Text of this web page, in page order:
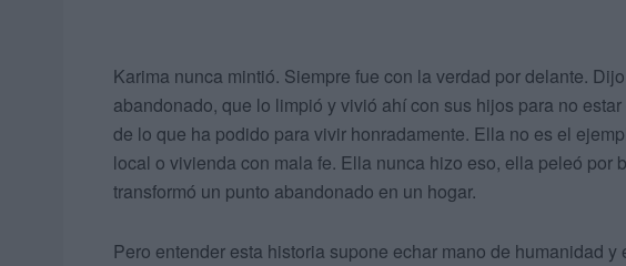
Karima nunca mintió. Siempre fue con la verdad por delante.
abandonado, que lo limpió y vivió ahí con sus hijos para no
de lo que ha podido para vivir honradamente. Ella no es el
local o vivienda con mala fe. Ella nunca hizo eso, ella peleó por
transformó un punto abandonado en un hogar.
Pero entender esta historia supone echar mano de humanidad